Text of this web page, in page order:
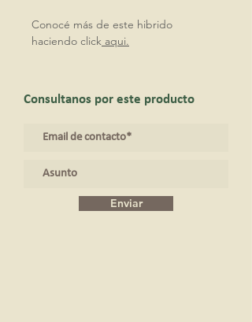
Conocé más de este hibrido
haciendo click aqui.
Consultanos por este producto
Enviar